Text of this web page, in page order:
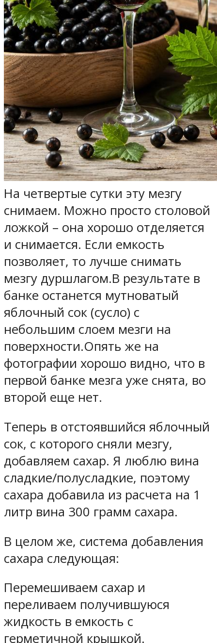
На четвертые сутки эту мезгу
снимаем. Можно просто столовой
ложкой – она хорошо отделяется
и снимается. Если емкость
позволяет, то лучше снимать
мезгу дуршлагом.В результате в
банке останется мутноватый
яблочный сок (сусло) с
небольшим слоем мезги на
поверхности.Опять же на
фотографии хорошо видно, что в
первой банке мезга уже снята, во
второй еще нет.
Теперь в отстоявшийся яблочный
сок, с которого сняли мезгу,
добавляем сахар. Я люблю вина
сладкие/полусладкие, поэтому
сахара добавила из расчета на 1
литр вина 300 грамм сахара.
В целом же, система добавления
сахара следующая:
Перемешиваем сахар и
переливаем получившуюся
жидкость в емкость с
герметичной крышкой.